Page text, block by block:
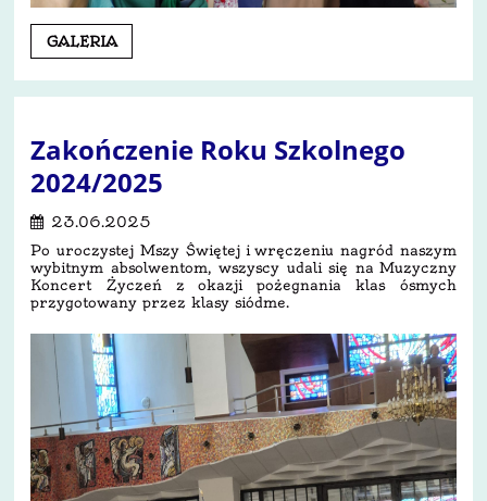
Dzień
1,
7.07.2025:
GALERIA
Zakończenie Roku Szkolnego
2024/2025
23.06.2025
Po uroczystej Mszy Świętej i wręczeniu nagród naszym
wybitnym absolwentom, wszyscy udali się na Muzyczny
Koncert Życzeń z okazji pożegnania klas ósmych
przygotowany przez klasy siódme.